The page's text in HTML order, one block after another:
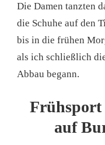
Die Damen tanzten
die Schuhe auf den
bis in die frühen
als ich schließlich
Abbau begann.
Frühsport
auf